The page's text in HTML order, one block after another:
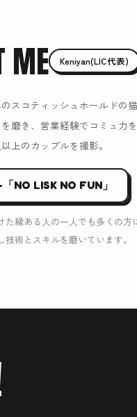
ME Keniyan(LIC代表)
スコティッシュホールドの
磨き、営業経験でコミュ力
上のカップルを撮影。
NO LISK NO FUN」
た縁ある人の一人でも多くの
技術とスキルを磨いています。